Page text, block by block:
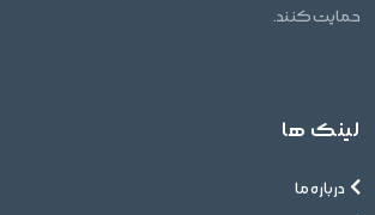
حمایت کنند.
لینک ها
درباره ما